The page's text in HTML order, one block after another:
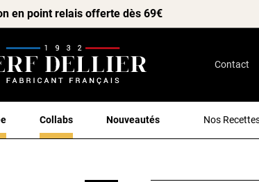
en point relais offerte dès 69€
Contact
Collabs Nouveautés Nos